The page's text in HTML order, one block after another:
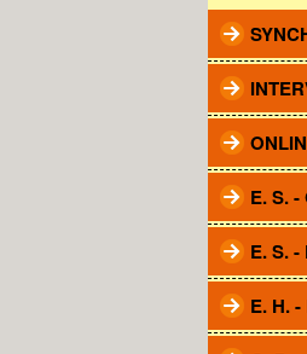
E. S. -
E. S.
E. H.